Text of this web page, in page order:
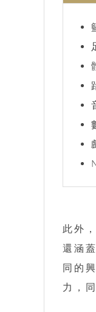
此外
還涵
同的
力，